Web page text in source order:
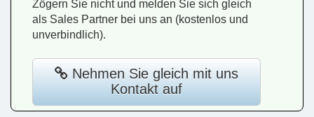
Zögern Sie nicht und melden Sie sich gleich
als Sales Partner bei uns an (kostenlos und
unverbindlich).
Kontakt auf